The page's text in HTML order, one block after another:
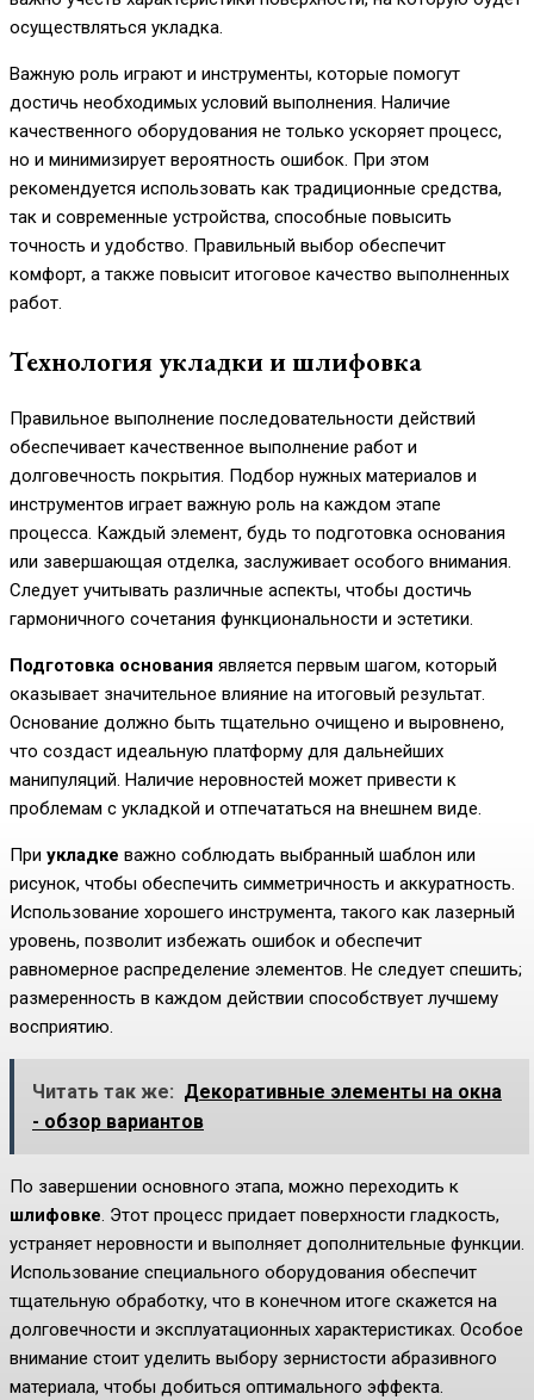
осуществляться укладка.
Важную роль играют и инструменты, которые помогут
достичь необходимых условий выполнения. Наличие
качественного оборудования не только ускоряет процесс,
но и минимизирует вероятность ошибок. При этом
рекомендуется использовать как традиционные средства,
так и современные устройства, способные повысить
точность и удобство. Правильный выбор обеспечит
комфорт, а также повысит итоговое качество выполненных
работ.
Технология укладки и шлифовка
Правильное выполнение последовательности действий
обеспечивает качественное выполнение работ и
долговечность покрытия. Подбор нужных материалов и
инструментов играет важную роль на каждом этапе
процесса. Каждый элемент, будь то подготовка основания
или завершающая отделка, заслуживает особого внимания.
Следует учитывать различные аспекты, чтобы достичь
гармоничного сочетания функциональности и эстетики.
Подготовка основания является первым шагом, который
оказывает значительное влияние на итоговый результат.
Основание должно быть тщательно очищено и выровнено,
что создаст идеальную платформу для дальнейших
манипуляций. Наличие неровностей может привести к
проблемам с укладкой и отпечататься на внешнем виде.
При укладке важно соблюдать выбранный шаблон или
рисунок, чтобы обеспечить симметричность и аккуратность.
Использование хорошего инструмента, такого как лазерный
уровень, позволит избежать ошибок и обеспечит
равномерное распределение элементов. Не следует спешить;
размеренность в каждом действии способствует лучшему
восприятию.
Читать так же: Декоративные элементы на окна
- обзор вариантов
По завершении основного этапа, можно переходить к
шлифовке. Этот процесс придает поверхности гладкость,
устраняет неровности и выполняет дополнительные функции.
Использование специального оборудования обеспечит
тщательную обработку, что в конечном итоге скажется на
долговечности и эксплуатационных характеристиках. Особое
внимание стоит уделить выбору зернистости абразивного
материала, чтобы добиться оптимального эффекта.